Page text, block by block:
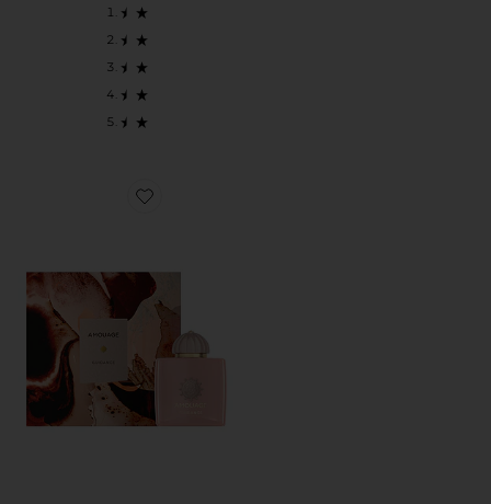
Favorite ПАРФЮМЕРНАЯ ВОДА GUIDANCE